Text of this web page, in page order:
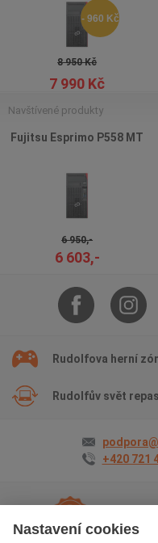
Nastavení cookies
- 960 Kč
8 950 Kč
7 990 Kč
Navštívené produkty
Fujitsu Esprimo P558 MT
6 950,-
6 603,-
Rudolfova herní
Rudolfův svět
+420 721